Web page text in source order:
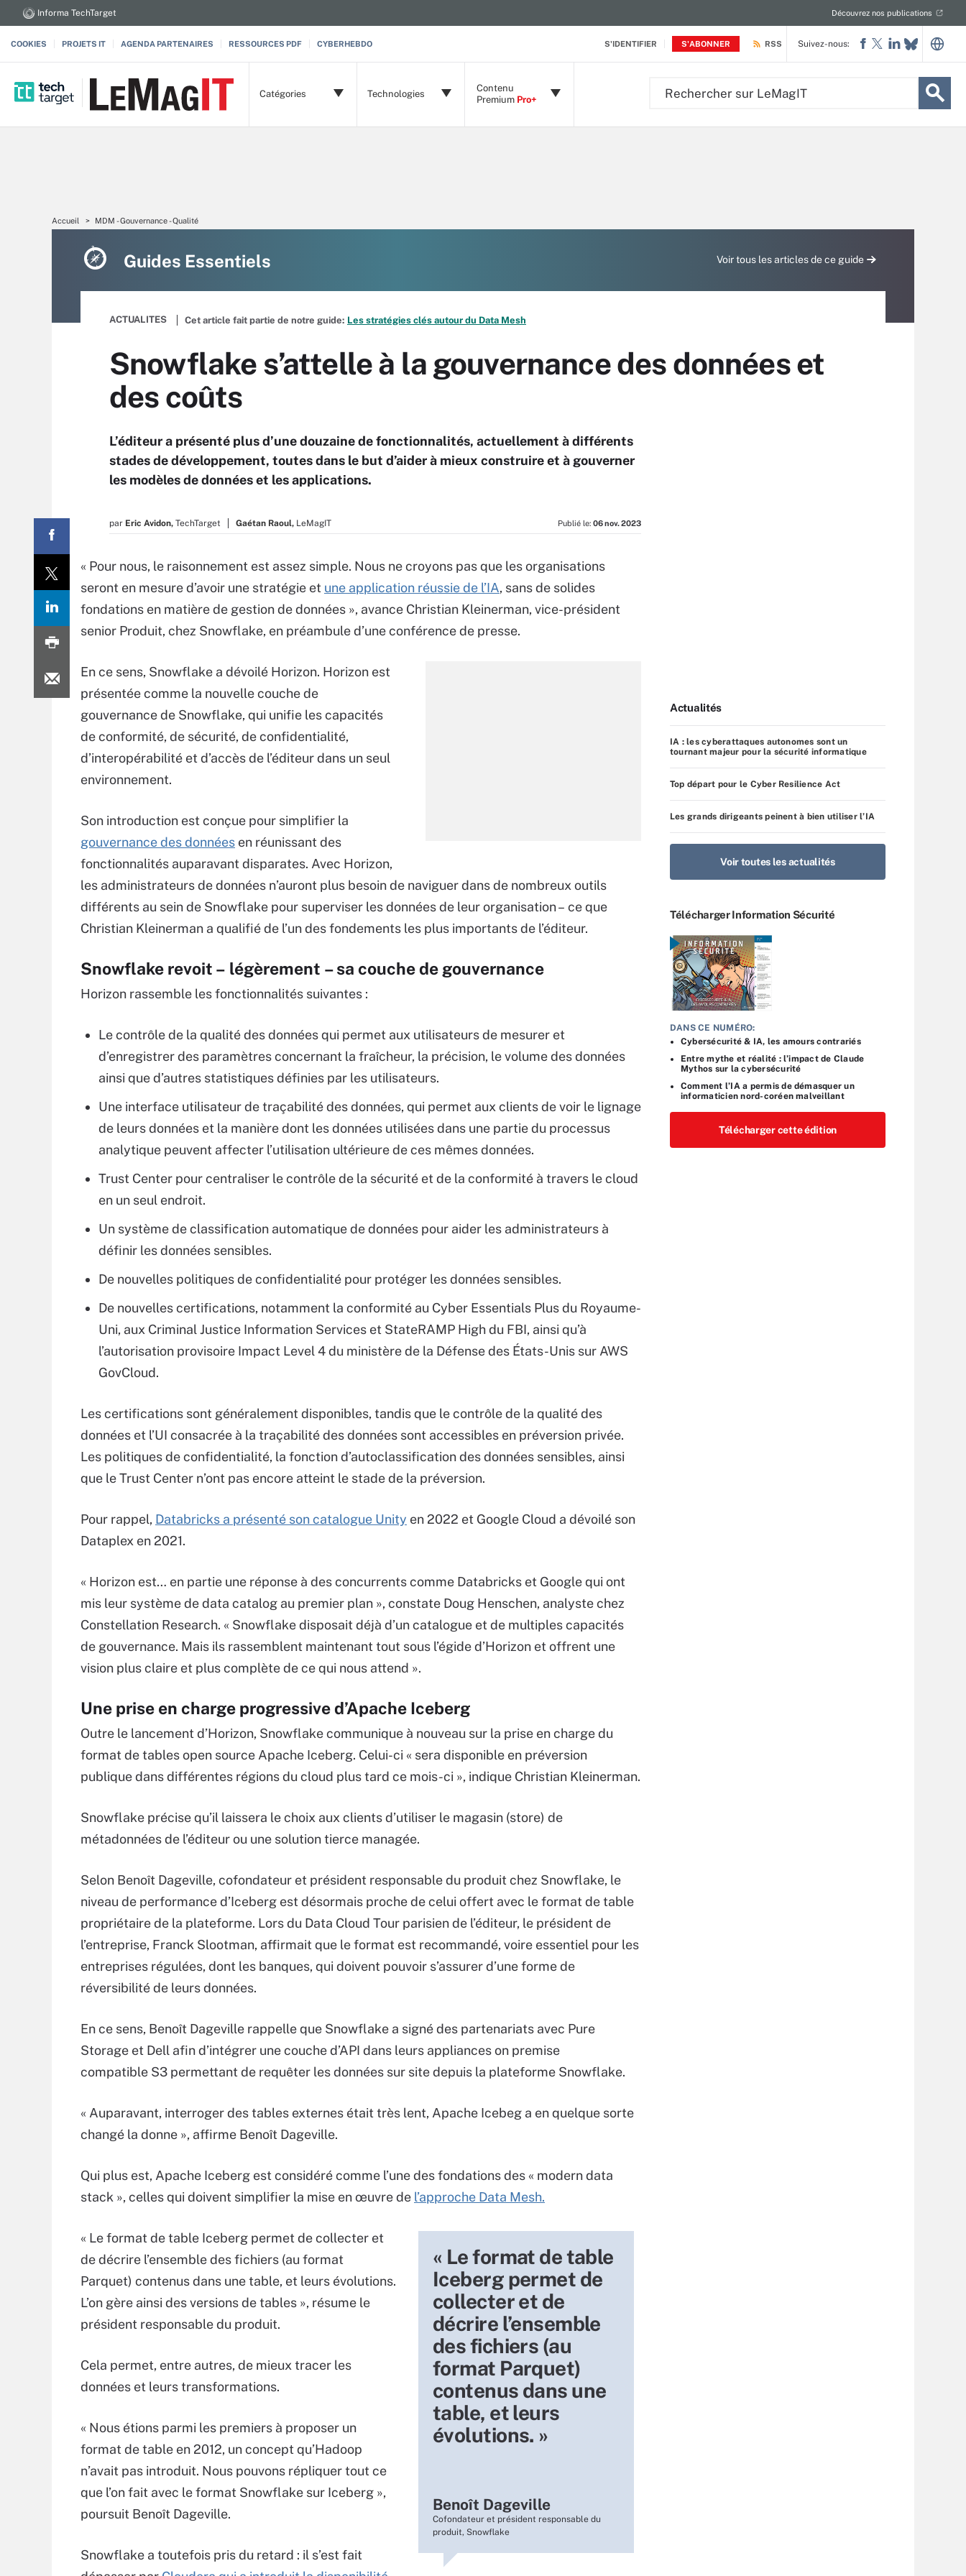
S'IDENTIFIER S'ABONNER
Informa TechTarget Découvrez nos publications
COOKIES PROJETS IT AGENDA PARTENAIRES RESSOURCES PDF CYBERHEBDO RSS
Catégories Technologies
Contenu
Premium Pro+
Suivez-nous:
Accueil MDM - Gouvernance - Qualité
Guides Essentiels Voir tous les articles de ce guide
ACTUALITES Cet article fait partie de notre guide: Les stratégies clés autour du Data Mesh
Snowflake s’attelle à la gouvernance des données et
des coûts
L’éditeur a présenté plus d’une douzaine de fonctionnalités, actuellement à différents
stades de développement, toutes dans le but d’aider à mieux construire et à gouverner
les modèles de données et les applications.
par Eric Avidon, TechTarget Gaétan Raoul, LeMagIT Publié le: 06 nov. 2023
« Pour nous, le raisonnement est assez simple. Nous ne croyons pas que les organisations
seront en mesure d’avoir une stratégie et une application réussie de l’IA, sans de solides
fondations en matière de gestion de données », avance Christian Kleinerman, vice-président
senior Produit, chez Snowflake, en préambule d’une conférence de presse.
En ce sens, Snowflake a dévoilé Horizon. Horizon est
présentée comme la nouvelle couche de
gouvernance de Snowflake, qui unifie les capacités
de conformité, de sécurité, de confidentialité,
d’interopérabilité et d’accès de l’éditeur dans un seul
environnement.
Son introduction est conçue pour simplifier la
gouvernance des données en réunissant des
fonctionnalités auparavant disparates. Avec Horizon,
les administrateurs de données n’auront plus besoin de naviguer dans de nombreux outils
différents au sein de Snowflake pour superviser les données de leur organisation – ce que
Christian Kleinerman a qualifié de l’un des fondements les plus importants de l’éditeur.
Snowflake revoit – légèrement – sa couche de gouvernance
Horizon rassemble les fonctionnalités suivantes :
Le contrôle de la qualité des données qui permet aux utilisateurs de mesurer et
d’enregistrer des paramètres concernant la fraîcheur, la précision, le volume des données
ainsi que d’autres statistiques définies par les utilisateurs.
Une interface utilisateur de traçabilité des données, qui permet aux clients de voir le lignage
de leurs données et la manière dont les données utilisées dans une partie du processus
analytique peuvent affecter l’utilisation ultérieure de ces mêmes données.
Trust Center pour centraliser le contrôle de la sécurité et de la conformité à travers le cloud
en un seul endroit.
Un système de classification automatique de données pour aider les administrateurs à
définir les données sensibles.
De nouvelles politiques de confidentialité pour protéger les données sensibles.
De nouvelles certifications, notamment la conformité au Cyber Essentials Plus du Royaume-
Uni, aux Criminal Justice Information Services et StateRAMP High du FBI, ainsi qu’à
l’autorisation provisoire Impact Level 4 du ministère de la Défense des États-Unis sur AWS
GovCloud.
Les certifications sont généralement disponibles, tandis que le contrôle de la qualité des
données et l’UI consacrée à la traçabilité des données sont accessibles en préversion privée.
Les politiques de confidentialité, la fonction d’autoclassification des données sensibles, ainsi
que le Trust Center n’ont pas encore atteint le stade de la préversion.
Pour rappel, Databricks a présenté son catalogue Unity en 2022 et Google Cloud a dévoilé son
Dataplex en 2021.
« Horizon est… en partie une réponse à des concurrents comme Databricks et Google qui ont
mis leur système de data catalog au premier plan », constate Doug Henschen, analyste chez
Constellation Research. « Snowflake disposait déjà d’un catalogue et de multiples capacités
de gouvernance. Mais ils rassemblent maintenant tout sous l’égide d’Horizon et offrent une
vision plus claire et plus complète de ce qui nous attend ».
Une prise en charge progressive d’Apache Iceberg
Outre le lancement d’Horizon, Snowflake communique à nouveau sur la prise en charge du
format de tables open source Apache Iceberg. Celui-ci « sera disponible en préversion
publique dans différentes régions du cloud plus tard ce mois-ci », indique Christian Kleinerman.
Snowflake précise qu’il laissera le choix aux clients d’utiliser le magasin (store) de
métadonnées de l’éditeur ou une solution tierce managée.
Selon Benoît Dageville, cofondateur et président responsable du produit chez Snowflake, le
niveau de performance d’Iceberg est désormais proche de celui offert avec le format de table
propriétaire de la plateforme. Lors du Data Cloud Tour parisien de l’éditeur, le président de
l’entreprise, Franck Slootman, affirmait que le format est recommandé, voire essentiel pour les
entreprises régulées, dont les banques, qui doivent pouvoir s’assurer d’une forme de
réversibilité de leurs données.
En ce sens, Benoît Dageville rappelle que Snowflake a signé des partenariats avec Pure
Storage et Dell afin d’intégrer une couche d’API dans leurs appliances on premise
compatible S3 permettant de requêter les données sur site depuis la plateforme Snowflake.
« Auparavant, interroger des tables externes était très lent, Apache Icebeg a en quelque sorte
changé la donne », affirme Benoît Dageville.
Qui plus est, Apache Iceberg est considéré comme l’une des fondations des « modern data
stack », celles qui doivent simplifier la mise en œuvre de l’approche Data Mesh.
« Le format de table
Iceberg permet de
collecter et de
décrire l’ensemble
des fichiers (au
format Parquet)
contenus dans une
table, et leurs
évolutions. »
Benoît Dageville
Cofondateur et président responsable du
produit, Snowflake
« Le format de table Iceberg permet de collecter et
de décrire l’ensemble des fichiers (au format
Parquet) contenus dans une table, et leurs évolutions.
L’on gère ainsi des versions de tables », résume le
président responsable du produit.
Cela permet, entre autres, de mieux tracer les
données et leurs transformations.
« Nous étions parmi les premiers à proposer un
format de table en 2012, un concept qu’Hadoop
n’avait pas introduit. Nous pouvons répliquer tout ce
que l’on fait avec le format Snowflake sur Iceberg »,
poursuit Benoît Dageville.
Snowflake a toutefois pris du retard : il s’est fait
Actualités
IA : les cyberattaques autonomes sont un
tournant majeur pour la sécurité informatique
Top départ pour le Cyber Resilience Act
Les grands dirigeants peinent à bien utiliser l’IA
Voir toutes les actualités
Télécharger Information Sécurité
DANS CE NUMÉRO:
Cybersécurité & IA, les amours contrariés
Entre mythe et réalité : l’impact de Claude
Mythos sur la cybersécurité
Comment l’IA a permis de démasquer un
informaticien nord-coréen malveillant
Télécharger cette édition